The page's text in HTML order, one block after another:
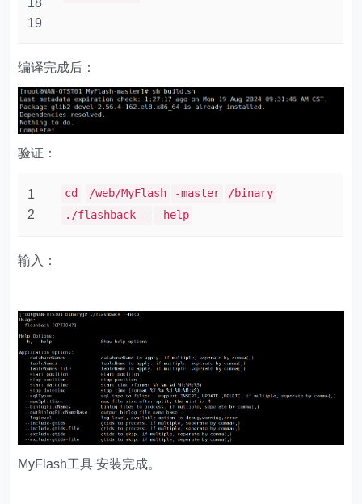
18
19
编译完成后：
验证：
1
2
cd /web/MyFlash -master
/binary
./flashback -
-help
输入：
MyFlash工具 安装完成。